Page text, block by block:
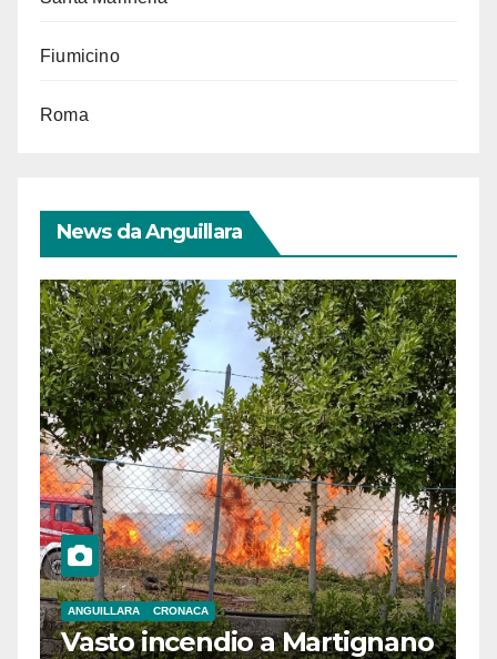
Fiumicino
Roma
News da Anguillara
ANGUILLARA CRONACA
Vasto incendio a Martignano